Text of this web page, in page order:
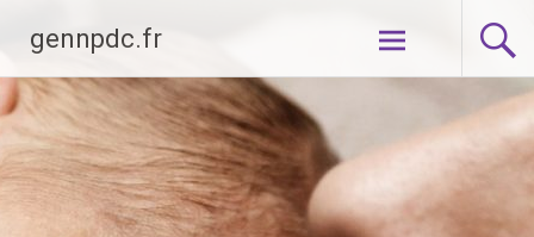
contenu
principal
gennpdc.fr